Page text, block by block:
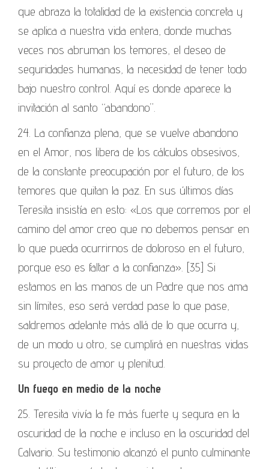
que abraza la totalidad de la existencia concreta y
se aplica a nuestra vida entera, donde muchas
veces nos abruman los temores, el deseo de
seguridades humanas, la necesidad de tener todo
bajo nuestro control. Aquí es donde aparece la
invitación al santo “abandono”.
24. La confianza plena, que se vuelve abandono
en el Amor, nos libera de los cálculos obsesivos,
de la constante preocupación por el futuro, de los
temores que quitan la paz. En sus últimos días
Teresita insistía en esto: «Los que corremos por el
camino del amor creo que no debemos pensar en
lo que pueda ocurrirnos de doloroso en el futuro,
porque eso es faltar a la confianza». [35] Si
estamos en las manos de un Padre que nos ama
sin límites, eso será verdad pase lo que pase,
saldremos adelante más allá de lo que ocurra y,
de un modo u otro, se cumplirá en nuestras vidas
su proyecto de amor y plenitud.
Un fuego en medio de la noche
25. Teresita vivía la fe más fuerte y segura en la
oscuridad de la noche e incluso en la oscuridad del
Calvario. Su testimonio alcanzó el punto culminante